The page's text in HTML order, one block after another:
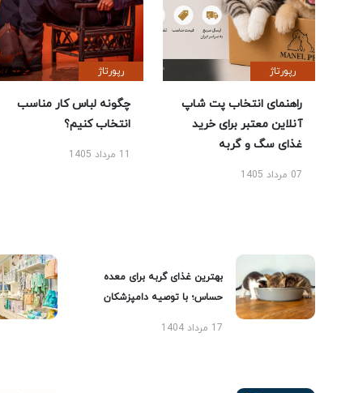
رپورتاژ
راهنمای انتخاب پت شاپ
آنلاین معتبر برای خرید
غذای سگ و گربه
07 مرداد 1405
رپورتاژ
چگونه لباس کار مناسب
انتخاب کنیم؟
11 مرداد 1405
بهترین غذای گربه برای معده
حساس؛ با توصیه دامپزشکان
17 مرداد 1404